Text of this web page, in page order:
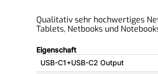
Qualitativ sehr hochwertiges
Tablets, Netbooks und
Eigenschaft
USB-C1+USB-C2 Output